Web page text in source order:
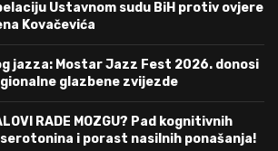
Ustavnom sudu BiH protiv ovjere
Kovačevića
jazza: Mostar Jazz Fest 2026. donosi
glazbene zvijezde
RADE MOZGU? Pad kognitivnih
i porast nasilnih ponašanja!